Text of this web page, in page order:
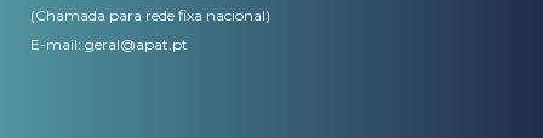
(Chamada para rede fixa nacional)
E-mail: geral@apat.pt